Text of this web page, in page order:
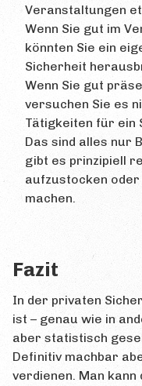
Veranstaltungen
Wenn Sie gut im
könnten Sie ein
Sicherheit
Wenn Sie gut
versuchen Sie es
Tätigkeiten für ein
Das sind alles nur
gibt es prinzipiell
aufzustocken
machen.
Fazit
In der privaten
ist – genau wie in
aber statistisch
Definitiv machbar
verdienen. Man